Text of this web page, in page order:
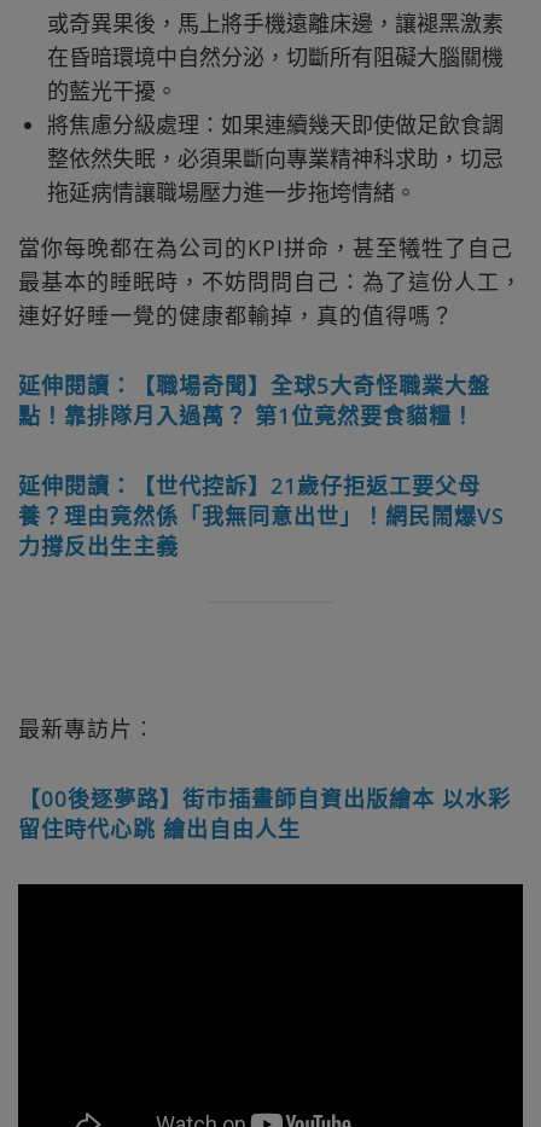
或奇異果後，馬上將手機遠離床邊，讓褪黑激素
在昏暗環境中自然分泌，切斷所有阻礙大腦關機
的藍光干擾。
將焦慮分級處理：如果連續幾天即使做足飲食調
整依然失眠，必須果斷向專業精神科求助，切忌
拖延病情讓職場壓力進一步拖垮情緒。
當你每晚都在為公司的KPI拼命，甚至犧牲了自己
最基本的睡眠時，不妨問問自己：為了這份人工，
連好好睡一覺的健康都輸掉，真的值得嗎？
延伸閱讀：【職場奇聞】全球5大奇怪職業大盤
點！靠排隊月入過萬？ 第1位竟然要食貓糧！
延伸閱讀：【世代控訴】21歲仔拒返工要父母
養？理由竟然係「我無同意出世」！網民鬧爆VS
力撐反出生主義
最新專訪片︰
【00後逐夢路】街市插畫師自資出版繪本 以水彩
留住時代心跳 繪出自由人生